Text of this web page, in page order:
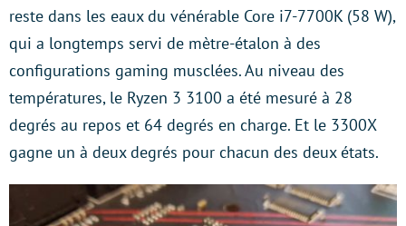
reste dans les eaux du vénérable Core i7-7700K (58 W),
qui a longtemps servi de mètre-étalon à des
configurations gaming musclées. Au niveau des
températures, le Ryzen 3 3100 a été mesuré à 28
degrés au repos et 64 degrés en charge. Et le 3300X
gagne un à deux degrés pour chacun des deux états.